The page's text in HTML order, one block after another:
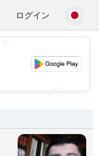
ログイン